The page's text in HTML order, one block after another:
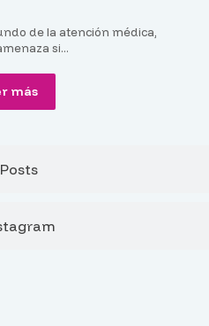
Posts
de la atención médica,
si...
más